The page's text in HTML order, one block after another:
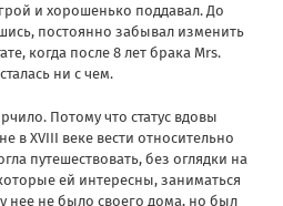
и хорошенько поддавал. До
постоянно забывал изменить
когда после 8 лет брака Mrs.
ни с чем.
Потому что статус вдовы
в XVIII веке вести относительно
путешествовать, без оглядки на
ей интересны, заниматься
нее не было своего дома, но был